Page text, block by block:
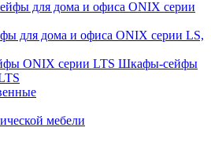
для дома и офиса ONIX серии LS,
Шкафы-сейфы
мебели